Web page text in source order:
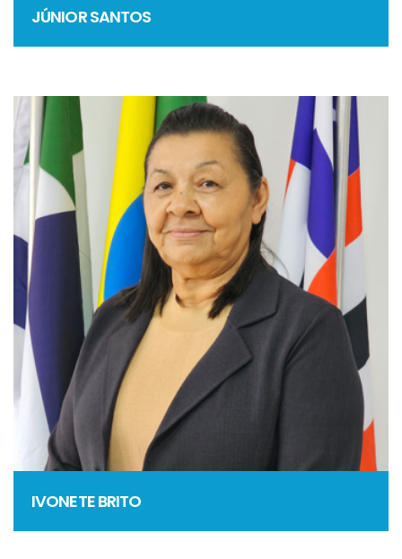
JÚNIOR SANTOS
IVONETE BRITO